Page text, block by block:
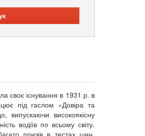
своє існування в 1931 р. в
під гаслом «Довіра та
випускаючи високоякісну
водіїв по всьому світу.
призів в тестах шин,